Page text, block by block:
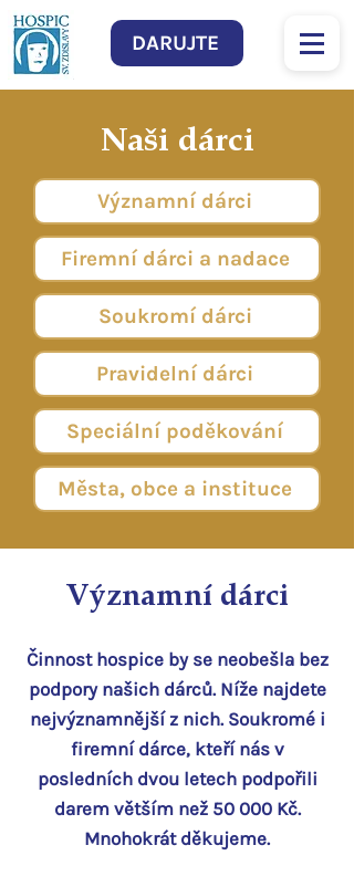
DARUJTE
Naši dárci
Významní dárci
Firemní dárci a nadace
Soukromí dárci
Pravidelní dárci
Speciální poděkování
Města, obce a instituce
Významní dárci
Činnost hospice by se neobešla bez
podpory našich dárců. Níže najdete
nejvýznamnější z nich. Soukromé i
firemní dárce, kteří nás v
posledních dvou letech podpořili
darem větším než 50 000Kč.
Mnohokrát děkujeme.